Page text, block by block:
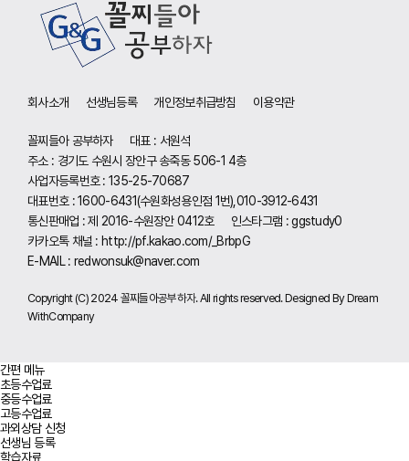
회사소개 선생님등록 개인정보취급방침 이용약관
꼴찌들아 공부하자
대표 : 서원석
주소 : 경기도 수원시 장안구 송죽동 506-1 4층
사업자등록번호 : 135-25-70687
대표번호 : 1600-6431(수원화성용인점 1번),010-3912-6431
통신판매업 : 제 2016-수원장안 0412호
인스타그램 : ggstudy0
카카오톡 채널 : http://pf.kakao.com/_BrbpG
E-MAIL : redwonsuk@naver.com
Copyright (C) 2024 꼴찌들아공부하자. All rights reserved. Designed By Dream
WithCompany
간편 메뉴
초등수업료
중등수업료
고등수업료
과외상담 신청
선생님 등록
학습자료